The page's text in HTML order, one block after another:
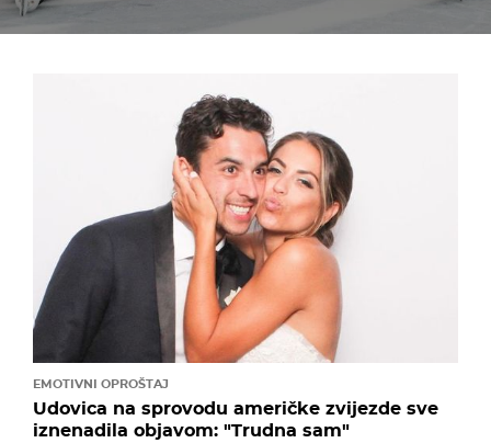
EMOTIVNI OPROŠTAJ
Udovica na sprovodu američke zvijezde sve
iznenadila objavom: "Trudna sam"